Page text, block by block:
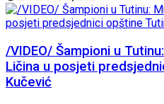
/VIDEO/ Šampioni u
Ličina u posjeti
Kučević